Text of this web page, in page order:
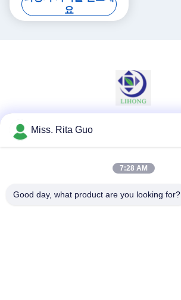
요
빠른 연락
Miss. Rita Guo
7:28 AM
Good day, what product are you looking for?